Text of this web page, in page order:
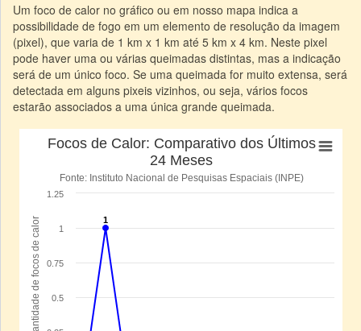
Um foco de calor no gráfico ou em nosso mapa indica a
possibilidade de fogo em um elemento de resolução da imagem
(pixel), que varia de 1 km x 1 km até 5 km x 4 km. Neste pixel
pode haver uma ou várias queimadas distintas, mas a indicação
será de um único foco. Se uma queimada for muito extensa, será
detectada em alguns pixeis vizinhos, ou seja, vários focos
estarão associados a uma única grande queimada.